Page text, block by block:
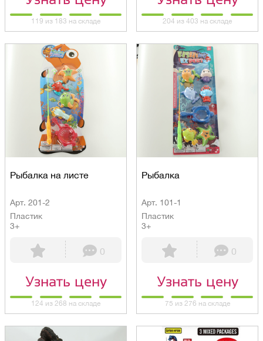
119 из 183 на складе 204 из 403 на складе
Рыбалка на листе
Арт. 201-2
Пластик
3+
0
Узнать цену
124 из 268 на складе
Рыбалка
Арт. 101-1
Пластик
3+
0
Узнать цену
75 из 276 на складе